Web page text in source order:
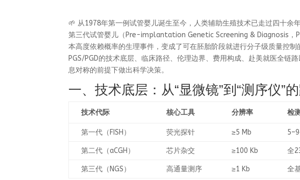
🌱 从1978年第一例试管婴儿诞生至今，人类辅助生殖技术已走过四十余
第三代试管婴儿（Pre-implantation Genetic Screening & Diagnosis，
本高度依赖概率的生理事件，变成了可在胚胎阶段就进行分子级质量控
PGS/PGD的技术底层、临床路径、伦理边界、费用构成、赴美就医全链
息对称的前提下做出科学决策。
一、技术底层：从“显微镜”到“测序仪”
技术代际 核心工具 分辨率 检
第一代（FISH） 荧光探针 ≥5 Mb
第二代（aCGH） 芯片杂交 ≥100 Kb 全
第三代（NGS） 高通量测序 ≥1 Kb 全